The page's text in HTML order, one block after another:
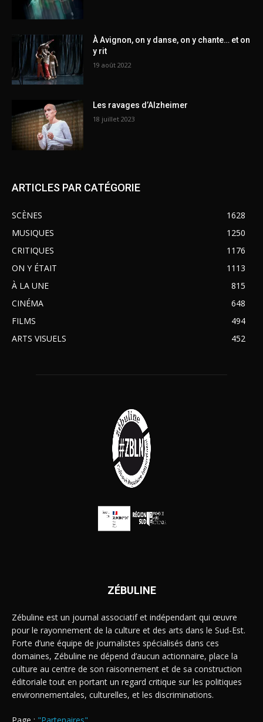
À Avignon, on y danse, on y chante… et on
y rit
19 août 2022
Les ravages d’Alzheimer
18 juillet 2023
ARTICLES PAR CATÉGORIE
SCÈNES
1628
MUSIQUES
1250
CRITIQUES
1176
ON Y ÉTAIT
1113
À LA UNE
815
CINÉMA
648
FILMS
494
ARTS VISUELS
452
ZÉBULINE
Zébuline est un journal associatif et indépendant qui œuvre
pour le rayonnement de la culture et des arts dans le Sud-Est.
Forte d’une équipe de journalistes spécialisés dans ces
domaines, Zébuline ne dépend d’aucun actionnaire, place la
culture au centre de son raisonnement et de sa construction
éditoriale tout en portant un regard critique sur les politiques
environnementales, culturelles, et les discriminations.